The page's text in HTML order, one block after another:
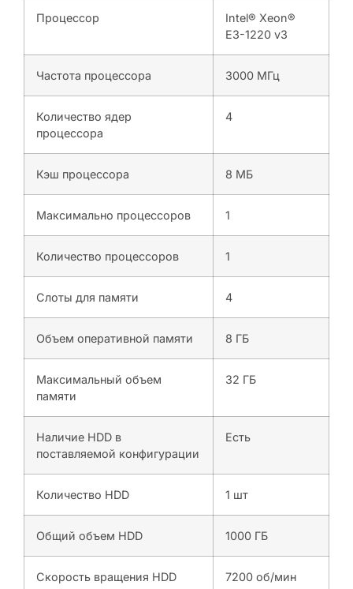
Процессор
Intel® Xeon®
E3-1220 v3
Частота процессора 3000 МГц
Количество ядер
процессора
4
Кэш процессора 8 МБ
Максимально процессоров 1
Количество процессоров 1
Слоты для памяти 4
Объем оперативной памяти 8 ГБ
Максимальный объем
памяти
32 ГБ
Наличие HDD в
поставляемой конфигурации
Есть
Количество HDD 1 шт
Общий объем HDD 1000 ГБ
Скорость вращения HDD 7200 об/мин